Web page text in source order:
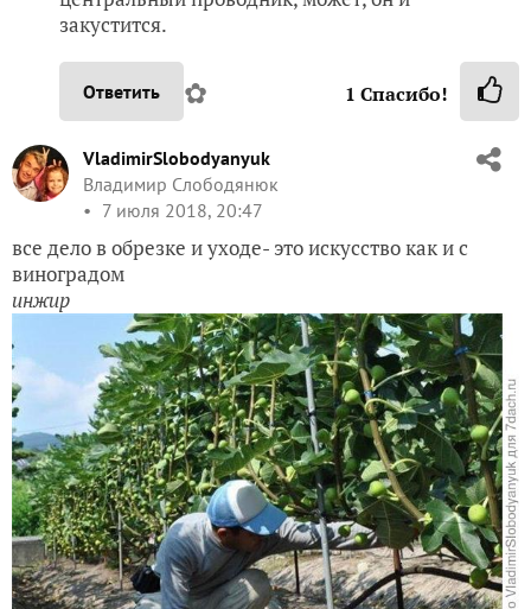
закустится.
Ответить ✿ 1 Спасибо!
VladimirSlobodyanyuk
Владимир Слободянюк
7 июля 2018, 20:47
все дело в обрезке и уходе- это искусство как и с
виноградом
инжир